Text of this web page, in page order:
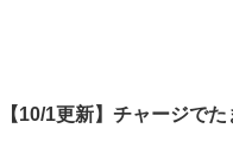
【10/1更新】チャージで